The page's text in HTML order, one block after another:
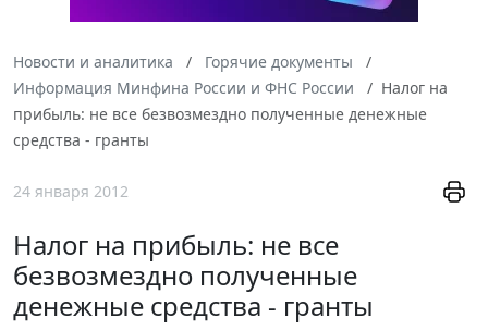
Новости и аналитика
Горячие документы
Информация Минфина России и ФНС России
Налог на
прибыль: не все безвозмездно полученные денежные
средства - гранты
24 января 2012
Налог на прибыль: не все
безвозмездно полученные
денежные средства - гранты